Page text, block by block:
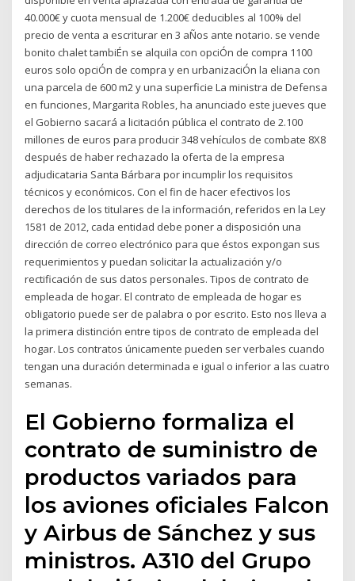
40.000€ y cuota mensual de 1.200€ deducibles al 100% del
precio de venta a escriturar en 3 aÑos ante notario. se vende
bonito chalet tambiÉn se alquila con opciÓn de compra 1100
euros solo opciÓn de compra y en urbanizaciÓn la eliana con
una parcela de 600 m2 y una superficie La ministra de Defensa
en funciones, Margarita Robles, ha anunciado este jueves que
el Gobierno sacará a licitación pública el contrato de 2.100
millones de euros para producir 348 vehículos de combate 8X8
después de haber rechazado la oferta de la empresa
adjudicataria Santa Bárbara por incumplir los requisitos
técnicos y económicos. Con el fin de hacer efectivos los
derechos de los titulares de la información, referidos en la Ley
1581 de 2012, cada entidad debe poner a disposición una
dirección de correo electrónico para que éstos expongan sus
requerimientos y puedan solicitar la actualización y/o
rectificación de sus datos personales. Tipos de contrato de
empleada de hogar. El contrato de empleada de hogar es
obligatorio puede ser de palabra o por escrito. Esto nos lleva a
la primera distinción entre tipos de contrato de empleada del
hogar. Los contratos únicamente pueden ser verbales cuando
tengan una duración determinada e igual o inferior a las cuatro
semanas.
El Gobierno formaliza el
contrato de suministro de
productos variados para
los aviones oficiales Falcon
y Airbus de Sánchez y sus
ministros. A310 del Grupo